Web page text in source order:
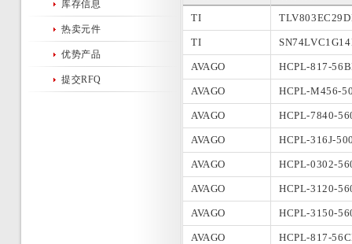
库存信息
热卖元件
优势产品
提交RFQ
TI
TI
AVAGO HCPL-817-
AVAGO HCPL-M456-
AVAGO HCPL-7840-
AVAGO HCPL-316J-
AVAGO HCPL-0302-
AVAGO HCPL-3120-
AVAGO HCPL-3150-
AVAGO HCPL-817-